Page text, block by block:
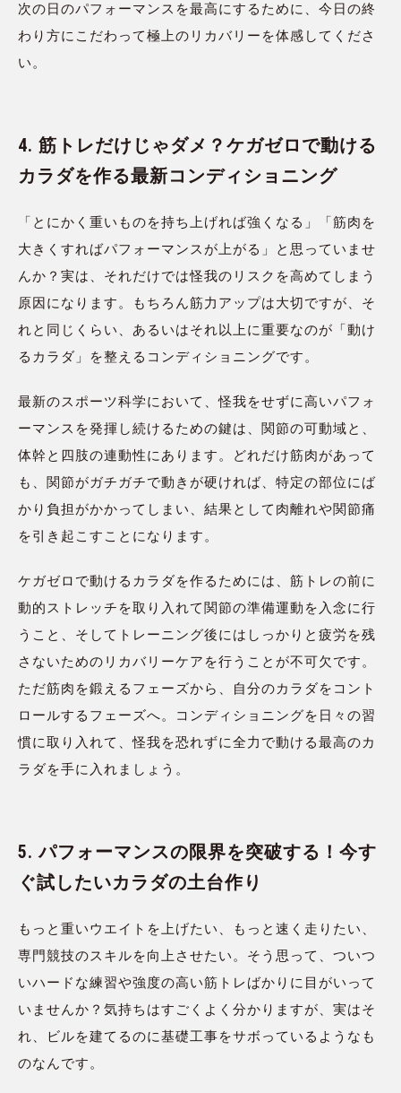
次の日のパフォーマンスを最高にするために、今日の終
わり方にこだわって極上のリカバリーを体感してくださ
い。
4. 筋トレだけじゃダメ？ケガゼロで動ける
カラダを作る最新コンディショニング
「とにかく重いものを持ち上げれば強くなる」「筋肉を
大きくすればパフォーマンスが上がる」と思っていませ
んか？実は、それだけでは怪我のリスクを高めてしまう
原因になります。もちろん筋力アップは大切ですが、そ
れと同じくらい、あるいはそれ以上に重要なのが「動け
るカラダ」を整えるコンディショニングです。
最新のスポーツ科学において、怪我をせずに高いパフォ
ーマンスを発揮し続けるための鍵は、関節の可動域と、
体幹と四肢の連動性にあります。どれだけ筋肉があって
も、関節がガチガチで動きが硬ければ、特定の部位にば
かり負担がかかってしまい、結果として肉離れや関節痛
を引き起こすことになります。
ケガゼロで動けるカラダを作るためには、筋トレの前に
動的ストレッチを取り入れて関節の準備運動を入念に行
うこと、そしてトレーニング後にはしっかりと疲労を残
さないためのリカバリーケアを行うことが不可欠です。
ただ筋肉を鍛えるフェーズから、自分のカラダをコント
ロールするフェーズへ。コンディショニングを日々の習
慣に取り入れて、怪我を恐れずに全力で動ける最高のカ
ラダを手に入れましょう。
5. パフォーマンスの限界を突破する！今す
ぐ試したいカラダの土台作り
もっと重いウエイトを上げたい、もっと速く走りたい、
専門競技のスキルを向上させたい。そう思って、ついつ
いハードな練習や強度の高い筋トレばかりに目がいって
いませんか？気持ちはすごくよく分かりますが、実はそ
れ、ビルを建てるのに基礎工事をサボっているようなも
のなんです。